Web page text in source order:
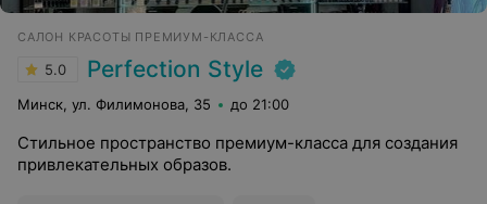
САЛОН КРАСОТЫ ПРЕМИУМ-КЛАССА
5.0 Perfection Style
Минск, ул. Филимонова, 35 до 21:00
Стильное пространство премиум-класса для создания
привлекательных образов.